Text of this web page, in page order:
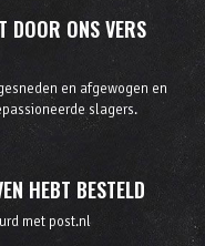
DOOR ONS VERS
en afgewogen en
slagers.
HEBT BESTELD
met post.nl